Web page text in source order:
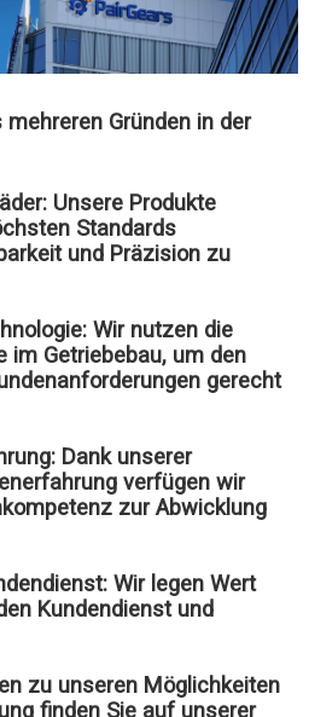
Gründen in der
Unsere Produkte
Standards
und Präzision zu
Wir nutzen die
im Getriebebau, um den
gerecht
Dank unserer
verfügen wir
zur Abwicklung
Wir legen Wert
Kundendienst und
zu unseren Möglichkeiten
finden Sie auf unserer